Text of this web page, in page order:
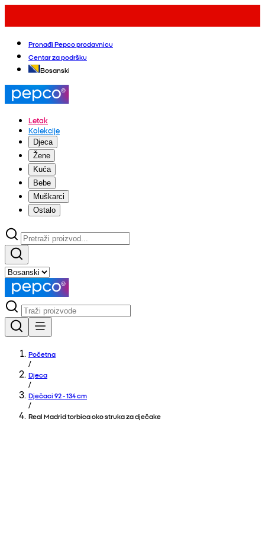
Pronađi Pepco prodavnicu
Centar za podršku
Bosanski
Letak
Kolekcije
Djeca
Žene
Kuća
Bebe
Muškarci
Ostalo
Početna
/
Djeca
/
Dječaci 92 - 134 cm
/
Real Madrid torbica oko struka za dječake